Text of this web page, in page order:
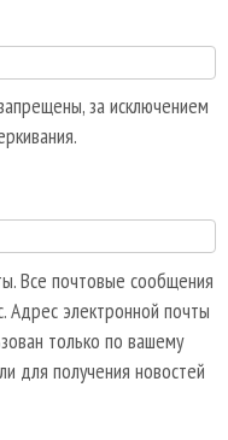
за исключением
Все почтовые сообщения
Адрес электронной почты
только по вашему
для получения новостей